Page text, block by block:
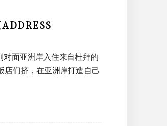
ADDRESS
面亚洲岸入住来自杜拜的
店们挤，在亚洲岸打造自己